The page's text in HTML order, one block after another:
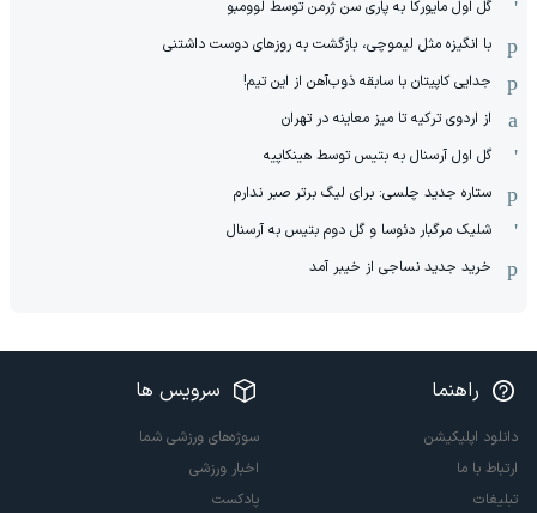
گل اول مایورکا به پاری سن ژرمن توسط لوومبو
با انگیزه مثل لیموچی، بازگشت به روزهای دوست داشتنی
جدایی کاپیتان با سابقه ذوب‌آهن از این تیم!
از اردوی ترکیه تا میز معاینه در تهران
گل اول آرسنال به بتیس توسط هینکاپیه
ستاره جدید چلسی: برای لیگ برتر صبر ندارم
شلیک مرگبار دئوسا و گل دوم بتیس به آرسنال
خرید جدید نساجی از خیبر آمد
راهنما
دانلود اپلیکیشن
ارتباط با ما
تبلیغات
سرویس ها
سوژه‌های ورزشی شما
اخبار ورزشی
پادکست